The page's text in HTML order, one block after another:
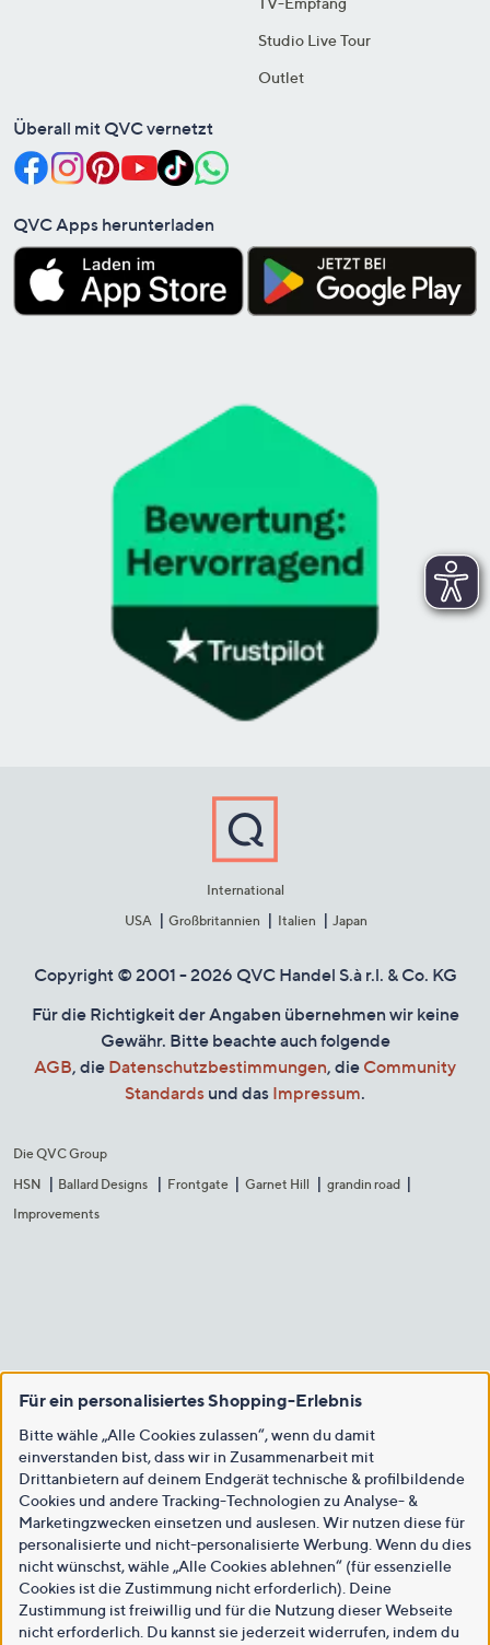
Studio Live Tour
Outlet
Überall mit QVC vernetzt
QVC Apps herunterladen
International
USA
Großbritannien Italien Japan
Copyright © 2001 - 2026 QVC Handel S.à r.l. & Co. KG
Für die Richtigkeit der Angaben übernehmen wir keine
Gewähr. Bitte beachte auch folgende
AGB, die Datenschutzbestimmungen, die Community
Standards und das Impressum.
Die QVC Group
HSN
Ballard Designs Frontgate Garnet Hill
grandin road
Improvements
Für ein personalisiertes Shopping-Erlebnis
Bitte wähle „Alle Cookies zulassen“, wenn du damit
einverstanden bist, dass wir in Zusammenarbeit mit
Drittanbietern auf deinem Endgerät technische & profilbildende
Cookies und andere Tracking-Technologien zu Analyse- &
Marketingzwecken einsetzen und auslesen. Wir nutzen diese für
personalisierte und nicht-personalisierte Werbung. Wenn du dies
nicht wünschst, wähle „Alle Cookies ablehnen“ (für essenzielle
Cookies ist die Zustimmung nicht erforderlich). Deine
Zustimmung ist freiwillig und für die Nutzung dieser Webseite
nicht erforderlich. Du kannst sie jederzeit widerrufen, indem du